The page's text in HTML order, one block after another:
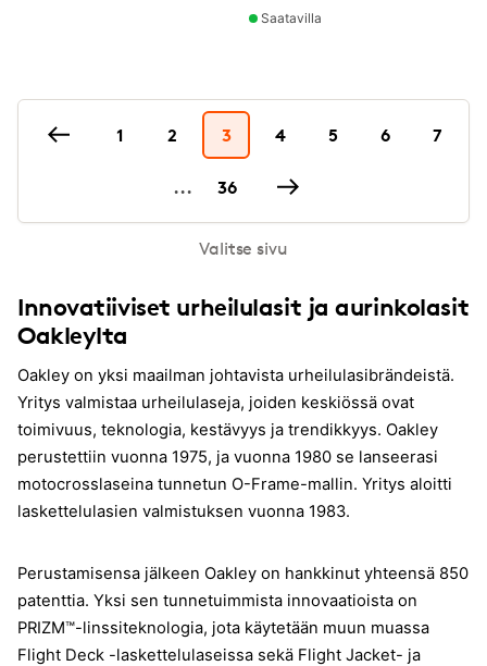
Saatavilla
1 2 3 4 5 6 7
... 36
Valitse sivu
Innovatiiviset urheilulasit ja aurinkolasit
Oakleylta
Oakley on yksi maailman johtavista urheilulasibrändeistä.
Yritys valmistaa urheilulaseja, joiden keskiössä ovat
toimivuus, teknologia, kestävyys ja trendikkyys. Oakley
perustettiin vuonna 1975, ja vuonna 1980 se lanseerasi
motocrosslaseina tunnetun O-Frame-mallin. Yritys aloitti
laskettelulasien valmistuksen vuonna 1983.
Perustamisensa jälkeen Oakley on hankkinut yhteensä 850
patenttia. Yksi sen tunnetuimmista innovaatioista on
PRIZM™-linssiteknologia, jota käytetään muun muassa
Flight Deck -laskettelulaseissa sekä Flight Jacket- ja